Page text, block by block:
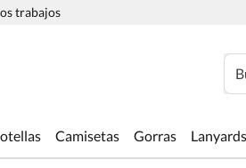
trabajos
Camisetas Gorras Lanyards